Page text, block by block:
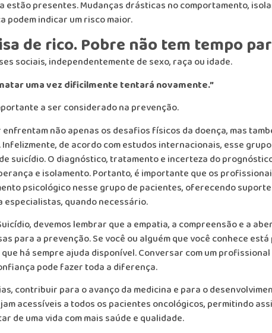
estão presentes. Mudanças drásticas no comportamento,
podem indicar um risco maior.
de rico. Pobre não tem tempo
sociais, independentemente de sexo, raça ou idade.
uma vez dificilmente tentará novamente.”
a ser considerado na prevenção.
não apenas os desafios físicos da doença, mas
de acordo com estudos internacionais, esse
suicídio. O diagnóstico, tratamento e incerteza do
e isolamento. Portanto, é importante que os
psicológico nesse grupo de pacientes, oferecendo suporte
quando necessário.
devemos lembrar que a empatia, a compreensão e a
para a prevenção. Se você ou alguém que você conhece
há sempre ajuda disponível. Conversar com um
pode fazer toda a diferença.
contribuir para o avanço da medicina e para o
acessíveis a todos os pacientes oncológicos, permitindo
de uma vida com mais saúde e qualidade.